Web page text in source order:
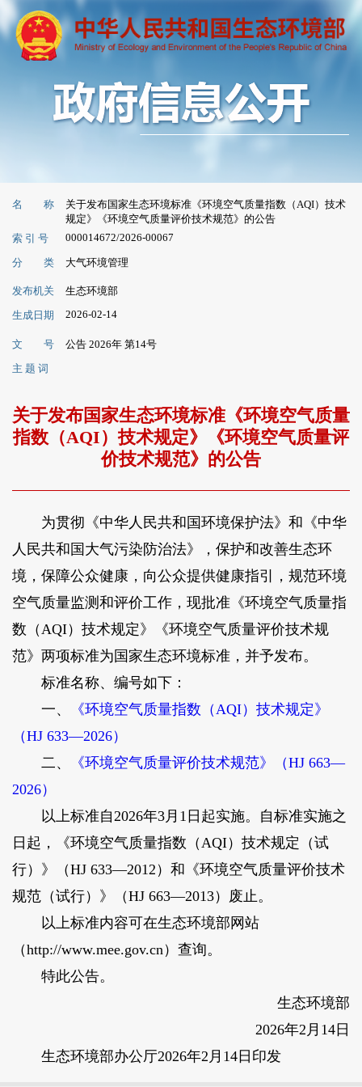
名 称
关于发布国家生态环境标准《环境空气质量指数（AQI）技术
规定》《环境空气质量评价技术规范》的公告
索 引 号
000014672/2026-00067
分 类 大气环境管理
发布机关
生态环境部
生成日期
2026-02-14
文 号
公告 2026年 第14号
主 题 词
关于发布国家生态环境标准《环境空气质量
指数（AQI）技术规定》《环境空气质量评
价技术规范》的公告
为贯彻《中华人民共和国环境保护法》和《中华
人民共和国大气污染防治法》，保护和改善生态环
境，保障公众健康，向公众提供健康指引，规范环境
空气质量监测和评价工作，现批准《环境空气质量指
数（AQI）技术规定》《环境空气质量评价技术规
范》两项标准为国家生态环境标准，并予发布。
标准名称、编号如下：
一、
《环境空气质量指数（AQI）技术规定》
（HJ 633—2026）
二、
《环境空气质量评价技术规范》（HJ 663—
2026）
以上标准自2026年3月1日起实施。自标准实施之
日起，《环境空气质量指数（AQI）技术规定（试
行）》（HJ 633—2012）和《环境空气质量评价技术
规范（试行）》（HJ 663—2013）废止。
以上标准内容可在生态环境部网站
（http://www.mee.gov.cn）查询。
特此公告。
生态环境部
2026年2月14日
生态环境部办公厅2026年2月14日印发